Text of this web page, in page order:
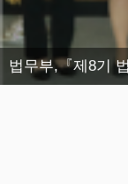
법무부,『제8기